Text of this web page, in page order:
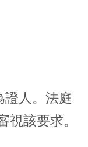
證人。法庭
視該要求。